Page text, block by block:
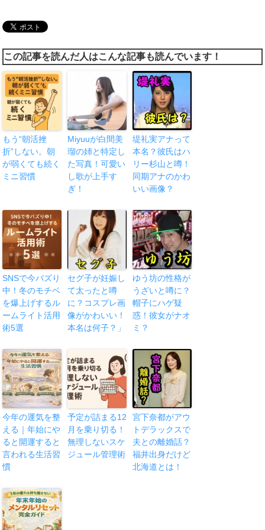
この記事を読んだ人はこんな記事も読んでいます！
もう“朝活挫
折”しない。朝
が弱くても続く
ミニ習慣
Miyuuが白間美
瑠の姉と特定し
た写真！可愛い
し歌が上手す
ぎ！
堤礼実アナって
本名？彼氏はハ
リー杉山と噂！
同期アナのかわ
いい画像？
SNSで今バズり
中！冬のモチベ
を爆上げするル
ームライト活用
術5選
セグ子が妊娠し
て太ったと噂
に？コスプレ画
像がかわいい！
本名は何子？」
ゆう坊の性格が
うざいと噂に？
帽子にハゲ疑
惑！彼女がナオ
ミ？
今年の運気を整
える｜年始にや
ると開運すると
言われる生活習
慣
予定が詰まる12
月を乗り切る！
無理しないスケ
ジュール管理術
宮下奈都がアウ
トデラックスで
夫との離婚話？
福井出身だけど
北海道とは！